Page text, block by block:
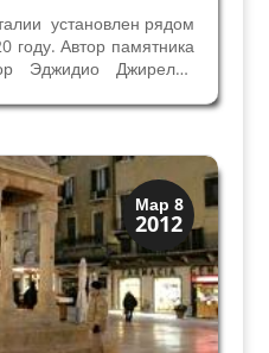
установлен рядом
году. Автор памятника
Эджидио Джирелли
напоминает
Мар 8
2012